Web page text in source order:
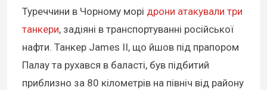
Туреччини в Чорному морі дрони атакували три
танкери, задіяні в транспортуванні російської
нафти. Танкер James II, що йшов під прапором
Палау та рухався в баласті, був підбитий
приблизно за 80 кілометрів на північ від району